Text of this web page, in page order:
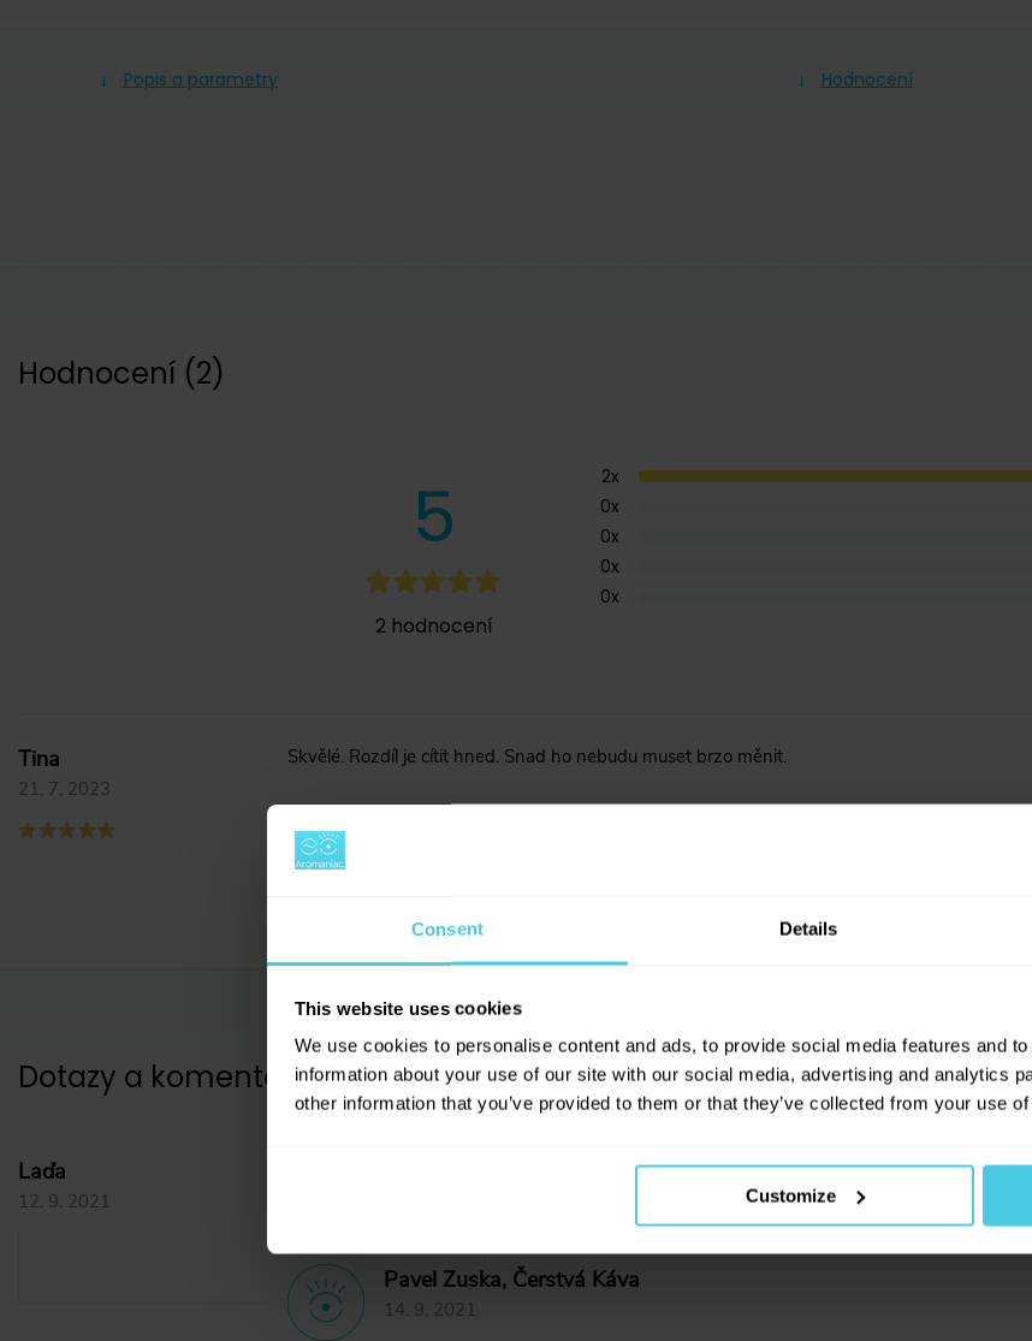
Consent Details
This website uses cookies
We use cookies to personalise content and ads, to provide social media features and
information about your use of our site with our social media, advertising and analytics
other information that you’ve provided to them or that they’ve collected from your use
Customize
Popis a parametry Hodnocení
Hodnocení (2)
5
2 hodnocení
2x
0x
0x
0x
0x
Tina
21. 7. 2023
Skvělé. Rozdíl je cítit hned. Snad ho nebudu muset brzo měnit.
Dotazy a komentáře(1)
Laďa
12. 9. 2021 Zdravím Vás. Jaký je prosím materiál tohoto těsnění? Starý gumový typ, nebo už silikon? Díky
Pavel Zuska, Čerstvá Káva
14. 9. 2021